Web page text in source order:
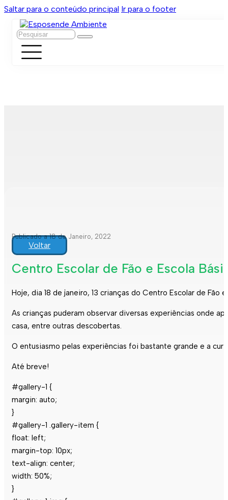
Saltar para o conteúdo principal Ir para o footer
Pesquisar
Publicado a 18 de Janeiro, 2022
Voltar
Centro Escolar de Fão e Escola
Hoje, dia 18 de janeiro, 13 crianças do Centro Escolar de
As crianças puderam observar diversas experiências onde
casa, entre outras descobertas.
O entusiasmo pelas experiências foi bastante grande e a
Até breve!
#gallery-1 {
margin: auto;
}
#gallery-1 .gallery-item {
float: left;
margin-top: 10px;
text-align: center;
width: 50%;
}